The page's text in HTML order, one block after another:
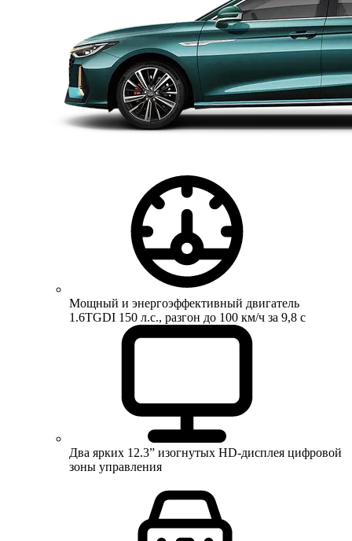
Мощный и энергоэффективный двигатель
1.6TGDI 150 л.с., разгон до 100 км/ч за 9,8 с
Два ярких 12.3” изогнутых HD-дисплея цифровой
зоны управления